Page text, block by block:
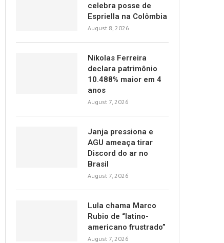
celebra posse de
Espriella na Colômbia
August 8, 2026
Nikolas Ferreira
declara patrimônio
10.488% maior em 4
anos
August 7, 2026
Janja pressiona e
AGU ameaça tirar
Discord do ar no
Brasil
August 7, 2026
Lula chama Marco
Rubio de “latino-
americano frustrado”
August 7, 2026